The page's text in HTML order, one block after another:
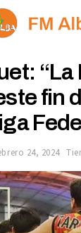
“La
fin
24, 2024